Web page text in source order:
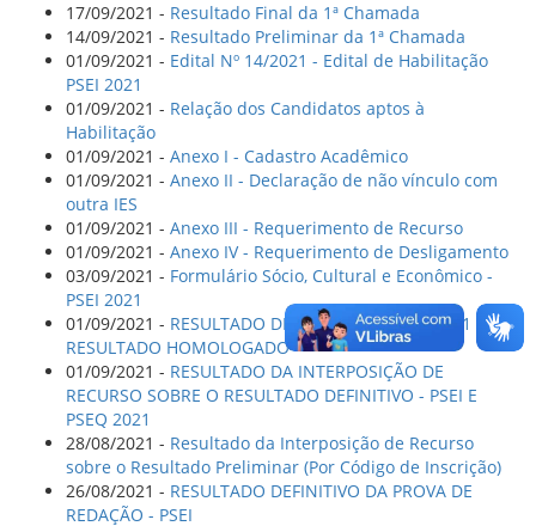
17/09/2021 - Resultado Final da 1ª Chamada
14/09/2021 - Resultado Preliminar da 1ª Chamada
01/09/2021 - Edital Nº 14/2021 - Edital de Habilitação
PSEI 2021
01/09/2021 - Relação dos Candidatos aptos à
Habilitação
01/09/2021 - Anexo I - Cadastro Acadêmico
01/09/2021 - Anexo II - Declaração de não vínculo com
outra IES
01/09/2021 - Anexo III - Requerimento de Recurso
01/09/2021 - Anexo IV - Requerimento de Desligamento
03/09/2021 - Formulário Sócio, Cultural e Econômico -
PSEI 2021
01/09/2021 - RESULTADO DEFINITIVO DO PSEI 2021 -
RESULTADO HOMOLOGADO
01/09/2021 - RESULTADO DA INTERPOSIÇÃO DE
RECURSO SOBRE O RESULTADO DEFINITIVO - PSEI E
PSEQ 2021
28/08/2021 - Resultado da Interposição de Recurso
sobre o Resultado Preliminar (Por Código de Inscrição)
26/08/2021 - RESULTADO DEFINITIVO DA PROVA DE
REDAÇÃO - PSEI